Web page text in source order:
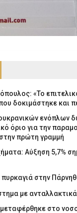
«Το
δοκιμάστηκε και
ενόπλων
όριο για την
πρώτη γραμμή
Αύξηση 5,7%
στην
με ανταλλακτικά
στο